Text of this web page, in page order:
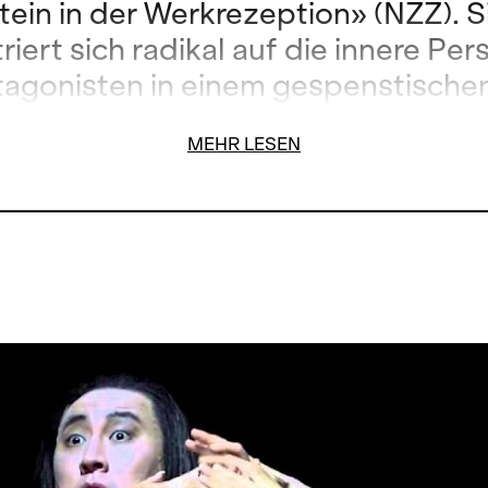
in der Werkrezeption» (NZZ).
sich radikal auf die innere
in einem
Verdis kühne Partitur. Roman
MEHR LESEN